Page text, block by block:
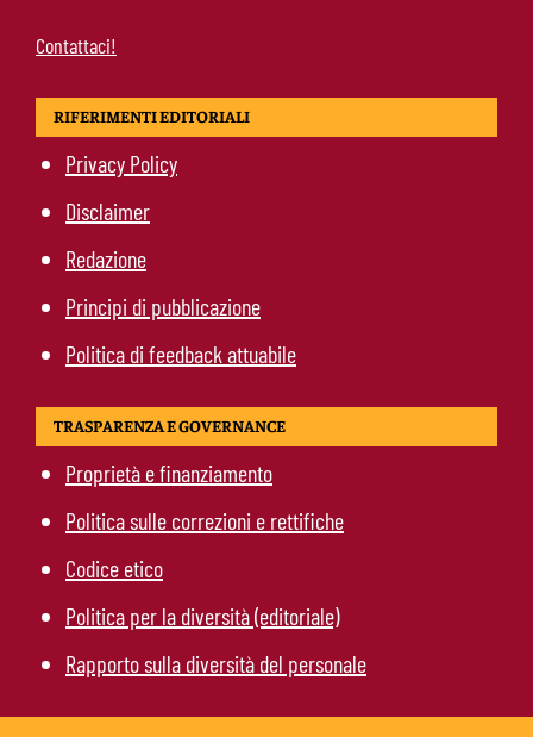
Contattaci!
RIFERIMENTI EDITORIALI
Privacy Policy
Disclaimer
Redazione
Principi di pubblicazione
Politica di feedback attuabile
TRASPARENZA E GOVERNANCE
Proprietà e finanziamento
Politica sulle correzioni e rettifiche
Codice etico
Politica per la diversità (editoriale)
Rapporto sulla diversità del personale